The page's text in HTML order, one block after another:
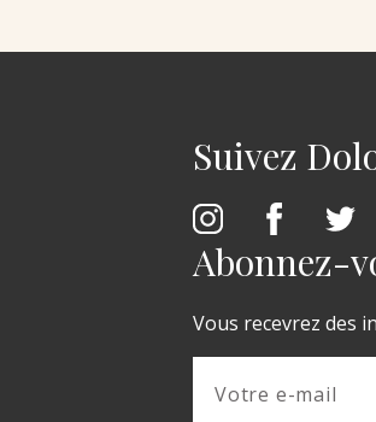
Suivez
Abonnez-
Vous recevrez des